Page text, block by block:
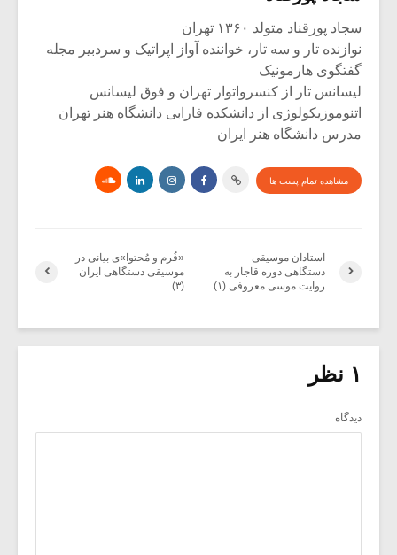
سجاد پورقناد متولد ۱۳۶۰ تهران
نوازنده تار و سه تار، خواننده آواز اپراتیک و سردبیر مجله
گفتگوی هارمونیک
لیسانس تار از کنسرواتوار تهران و فوق لیسانس
اتنوموزیکولوژی از دانشکده فارابی دانشگاه هنر تهران
مدرس دانشگاه هنر ایران
مشاهده تمام پست ها
«فُرم و مُحتوا»ی بیانی در
موسیقی دستگاهی ایران
(۳)
استادان موسیقی
دستگاهی دوره قاجار به
روایت موسی معروفی (۱)
۱ نظر
دیدگاه